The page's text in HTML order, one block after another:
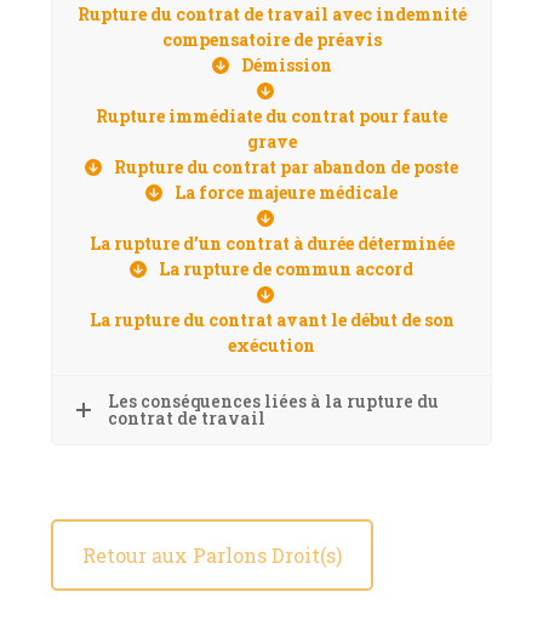
Rupture du contrat de travail avec indemnité
compensatoire de préavis
Démission
Rupture immédiate du contrat pour faute
grave
Rupture du contrat par abandon de poste
La force majeure médicale
La rupture d’un contrat à durée déterminée
La rupture de commun accord
La rupture du contrat avant le début de son
exécution
Les conséquences liées à la rupture du
contrat de travail
Retour aux Parlons Droit(s)